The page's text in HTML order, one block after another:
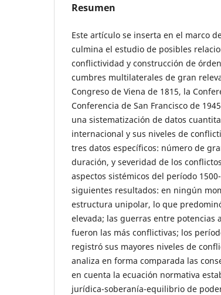
Resumen
Este artículo se inserta en el marco
culmina el estudio de posibles
conflictividad y construcción de
cumbres multilaterales de gran
Congreso de Viena de 1815, la
Conferencia de San Francisco de
una sistematización de datos
internacional y sus niveles de
tres datos específicos: número de
duración, y severidad de los
aspectos sistémicos del período
siguientes resultados: en ningún
estructura unipolar, lo que
elevada; las guerras entre potencias
fueron las más conflictivas; los
registró sus mayores niveles de
analiza en forma comparada las
en cuenta la ecuación normativa
jurídica-soberanía-equilibrio de